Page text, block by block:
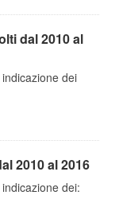
dal 2010 al
dei
2010 al 2016
dei: